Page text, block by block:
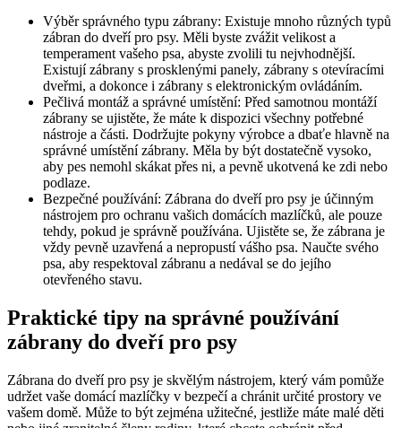
Výběr správného typu zábrany: Existuje mnoho ‍různých typů
zábran do dveří‌ pro psy. Měli byste zvážit velikost ⁤a
temperament vašeho psa, abyste‌ zvolili tu nejvhodnější.⁢
Existují zábrany⁤ s prosklenými panely, zábrany s otevíracími
‍dveřmi, a dokonce⁣ i ⁢zábrany s elektronickým ovládáním.
Pečlivá montáž‍ a ‌správné umístění: ​Před samotnou montáží
zábrany ‌se ujistěte, že máte ​k dispozici všechny potřebné
nástroje a části. Dodržujte ​pokyny výrobce a dbaťe hlavně‌ na
⁢správné umístění zábrany. Měla by být dostatečně vysoko,
aby pes nemohl skákat přes ni, a pevně ukotvená⁣ ke zdi nebo‌
podlaze.
Bezpečné používání: Zábrana ‌do dveří pro psy je účinným⁤
nástrojem⁢ pro ochranu⁤ vašich domácích mazlíčků, ale pouze⁢
tehdy, pokud je ​správně používána. Ujistěte se,⁤ že zábrana ⁤je
⁢vždy‍ pevně uzavřená​ a nepropustí ‍vášho psa. Naučte svého
psa, ​aby respektoval zábranu a nedával se do ⁣jejího
otevřeného stavu.
Praktické⁢ tipy na správné používání
zábrany‍ do dveří pro ‍psy
Zábrana do⁢ dveří ‌pro psy je skvělým nástrojem, ‍který⁣ vám pomůže
udržet ​vaše​ domácí​ mazlíčky v bezpečí a ​chránit určité prostory ve
vašem domě. Může to ⁤být zejména užitečné, jestliže máte malé děti